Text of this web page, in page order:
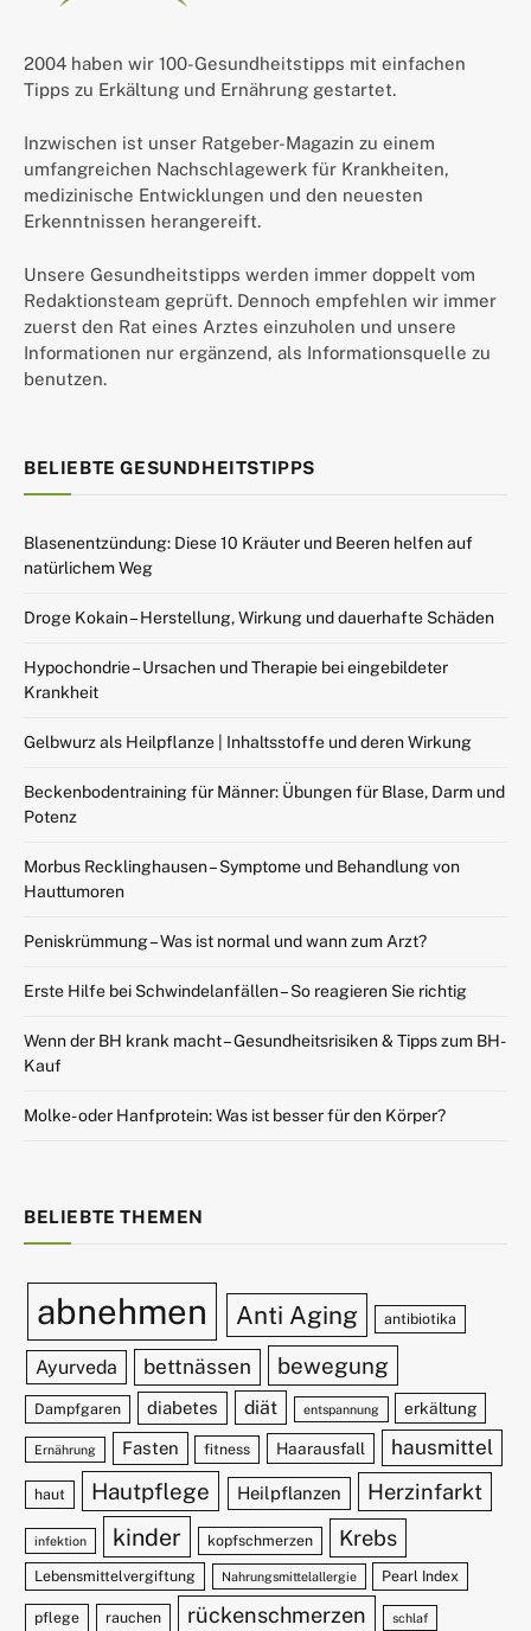
2004 haben wir 100-Gesundheitstipps mit einfachen
Tipps zu Erkältung und Ernährung gestartet.
Inzwischen ist unser Ratgeber-Magazin zu einem
umfangreichen Nachschlagewerk für Krankheiten,
medizinische Entwicklungen und den neuesten
Erkenntnissen herangereift.
Unsere Gesundheitstipps werden immer doppelt vom
Redaktionsteam geprüft. Dennoch empfehlen wir immer
zuerst den Rat eines Arztes einzuholen und unsere
Informationen nur ergänzend, als Informationsquelle zu
benutzen.
BELIEBTE GESUNDHEITSTIPPS
Blasenentzündung: Diese 10 Kräuter und Beeren helfen auf
natürlichem Weg
Droge Kokain – Herstellung, Wirkung und dauerhafte Schäden
Hypochondrie – Ursachen und Therapie bei eingebildeter
Krankheit
Gelbwurz als Heilpflanze | Inhaltsstoffe und deren Wirkung
Beckenbodentraining für Männer: Übungen für Blase, Darm und
Potenz
Morbus Recklinghausen – Symptome und Behandlung von
Hauttumoren
Peniskrümmung – Was ist normal und wann zum Arzt?
Erste Hilfe bei Schwindelanfällen – So reagieren Sie richtig
Wenn der BH krank macht – Gesundheitsrisiken & Tipps zum BH-
Kauf
Molke- oder Hanfprotein: Was ist besser für den Körper?
BELIEBTE THEMEN
abnehmen Anti Aging antibiotika
Ayurveda bettnässen bewegung
Dampfgaren diabetes diät entspannung erkältung
Ernährung Fasten fitness Haarausfall hausmittel
haut Hautpflege Heilpflanzen Herzinfarkt
infektion kinder kopfschmerzen Krebs
Lebensmittelvergiftung Nahrungsmittelallergie Pearl Index
pflege rauchen rückenschmerzen schlaf